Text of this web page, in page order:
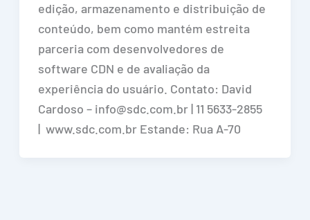
edição, armazenamento e distribuição de
conteúdo, bem como mantém estreita
parceria com desenvolvedores de
software CDN e de avaliação da
experiência do usuário. Contato: David
Cardoso – info@sdc.com.br | 11 5633-2855
| www.sdc.com.br Estande: Rua A-70